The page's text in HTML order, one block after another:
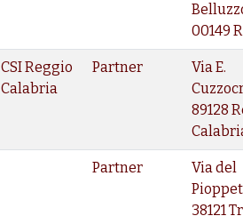
00149
CSI Reggio
Calabria
Partner
Via E.
89128
Partner
Via del
38121